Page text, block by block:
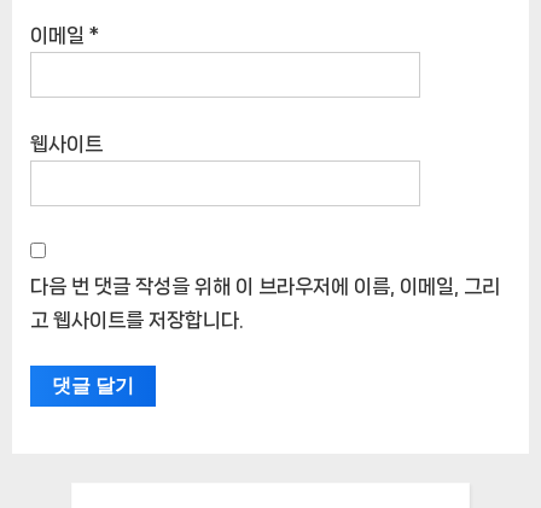
이메일 *
웹사이트
다음 번 댓글 작성을 위해 이 브라우저에 이름, 이메일, 그리
고 웹사이트를 저장합니다.